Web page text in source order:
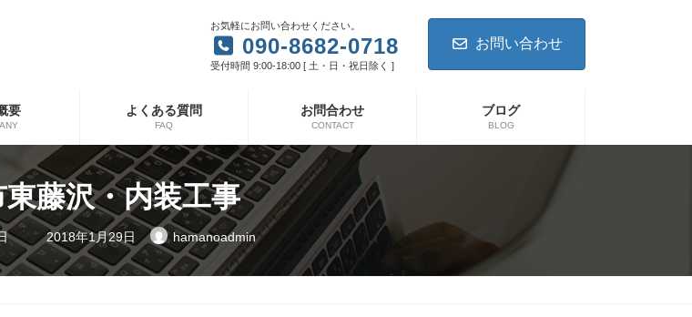
お気軽にお問い合わせください。
090-8682-0718
受付時間 9:00-18:00 [ 土・日・祝日除く ]
お問い合わせ
要 よくある質問
FAQ
お問合わせ
CONTACT
ブログ
BLOG
東藤沢・内装工事
最
終
新
日
2018年1月29日 hamanoadmin